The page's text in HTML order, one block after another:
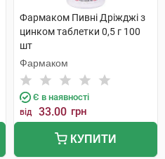
Фармаком Пивні Дріжджі з
цинком таблетки 0,5 г 100
шт
Фармаком
Є в наявності
від 33.00 грн
КУПИТИ